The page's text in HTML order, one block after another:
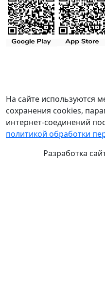
На сайте используются
сохранения cookies,
интернет-соединений
политикой обработки
Разработка